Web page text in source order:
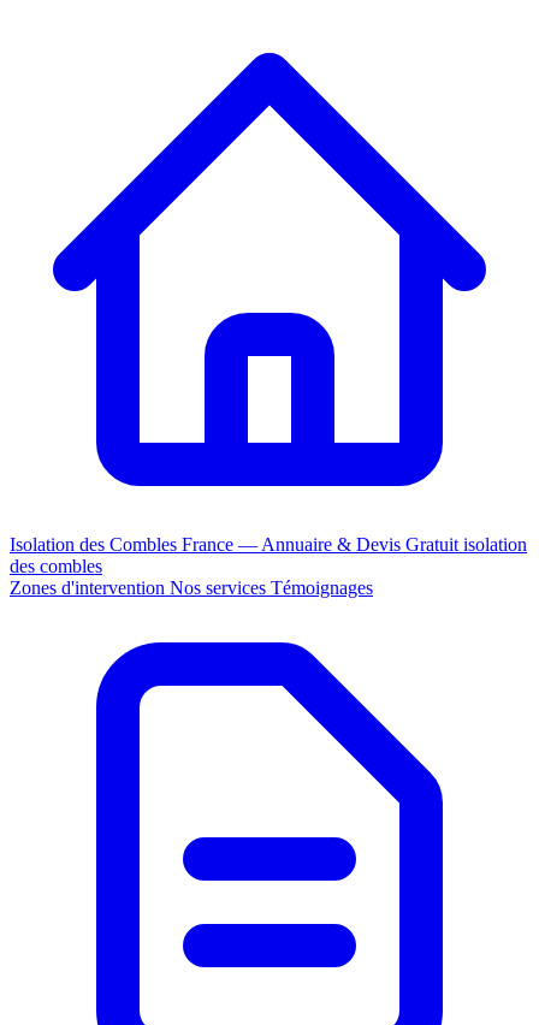
Isolation des Combles France — Annuaire & Devis Gratuit isolation
des combles
Zones d'intervention Nos services Témoignages